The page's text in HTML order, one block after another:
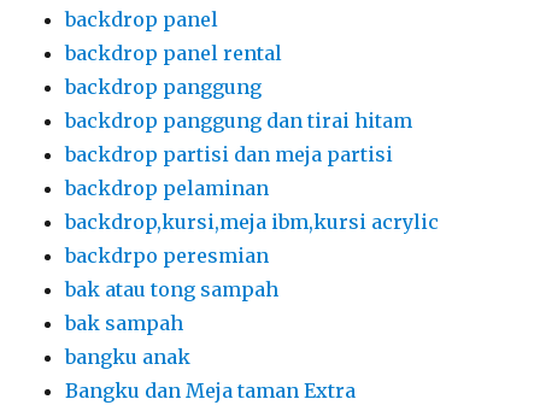
backdrop panel
backdrop panel rental
backdrop panggung
backdrop panggung dan tirai hitam
backdrop partisi dan meja partisi
backdrop pelaminan
backdrop,kursi,meja ibm,kursi acrylic
backdrpo peresmian
bak atau tong sampah
bak sampah
bangku anak
Bangku dan Meja taman Extra